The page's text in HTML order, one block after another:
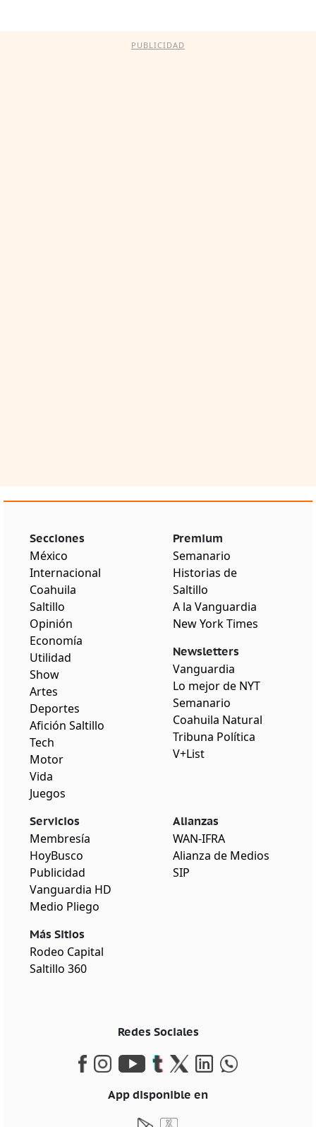
PUBLICIDAD
Secciones
México
Internacional
Coahuila
Saltillo
Opinión
Economía
Utilidad
Show
Artes
Deportes
Afición Saltillo
Tech
Motor
Vida
Juegos
Premium
Semanario
Historias de
Saltillo
A la Vanguardia
New York Times
Newsletters
Vanguardia
Lo mejor de NYT
Semanario
Coahuila Natural
Tribuna Política
V+List
Servicios
Membresía
HoyBusco
Publicidad
Vanguardia HD
Medio Pliego
Más Sitios
Rodeo Capital
Saltillo 360
Alianzas
WAN-IFRA
Alianza de Medios
SIP
Redes Sociales
App disponible en